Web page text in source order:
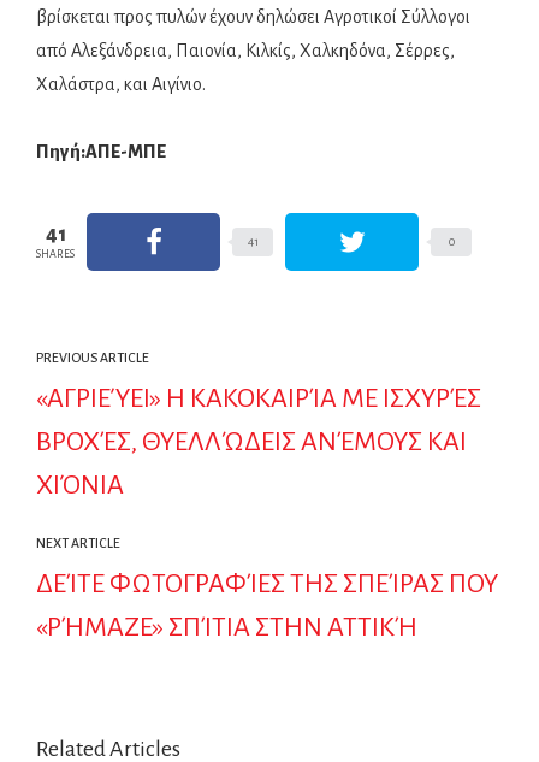
βρίσκεται προς πυλών έχουν δηλώσει Αγροτικοί Σύλλογοι
από Αλεξάνδρεια, Παιονία, Κιλκίς, Χαλκηδόνα, Σέρρες,
Χαλάστρα, και Αιγίνιο.
Πηγή:ΑΠΕ-ΜΠΕ
41
SHARES
41 0
PREVIOUS ARTICLE
«ΑΓΡΙΕΎΕΙ» Η ΚΑΚΟΚΑΙΡΊΑ ΜΕ ΙΣΧΥΡΈΣ
ΒΡΟΧΈΣ, ΘΥΕΛΛΏΔΕΙΣ ΑΝΈΜΟΥΣ ΚΑΙ
ΧΙΌΝΙΑ
NEXT ARTICLE
ΔΕΊΤΕ ΦΩΤΟΓΡΑΦΊΕΣ ΤΗΣ ΣΠΕΊΡΑΣ ΠΟΥ
«ΡΉΜΑΖΕ» ΣΠΊΤΙΑ ΣΤΗΝ ΑΤΤΙΚΉ
Related Articles